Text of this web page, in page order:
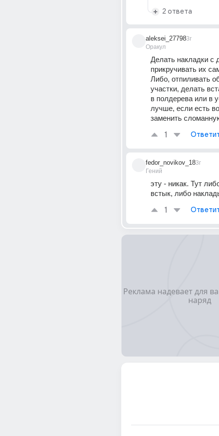
2 ответа
aleksei_27798
Оракул
3г
Делать накладки с
прикручивать их
Либо, отпиливать
участки, делать
в полдерева или в
лучше, если есть
заменить
1
fedor_novikov_18
Гений
3г
эту - никак. Тут
встык, либо
1